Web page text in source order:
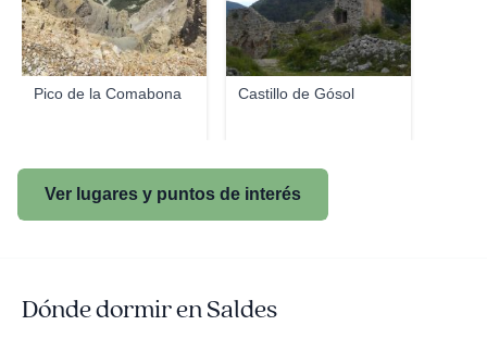
Pico de la Comabona Castillo de Gósol
Ver lugares y puntos de interés
Dónde dormir en Saldes